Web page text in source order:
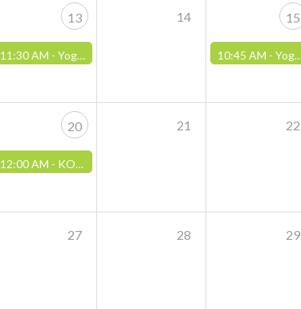
13
11:30 AM - Yoga med Yoga Solhuset, Haugalandet
14 15
10:45 AM -Yoga med Jivamukti Yoga, Stavanger
20
12:00 AM - KOR FellesDamp på Hinna
21 22
27 28 29